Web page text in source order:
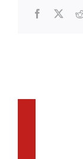
Facebook
X